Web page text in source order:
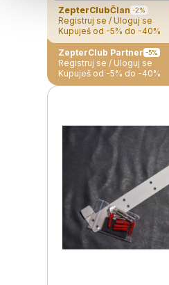
ZepterClubČlan -2%
Registruj se / Uloguj se
Kupuješ od -5% do -40%
ZepterClub Partner -5%
Registruj se / Uloguj se
Kupuješ od -5% do -40%